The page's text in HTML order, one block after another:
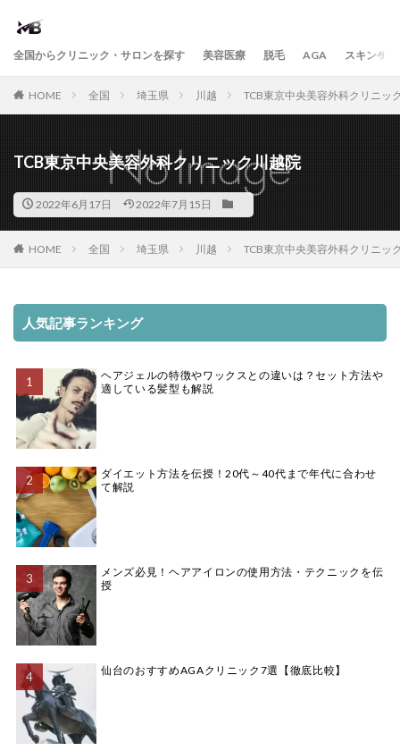
全国からクリニック・サロンを探す 美容医療 脱毛 AGA スキンケア
HOME 全国 埼玉県 川越 TCB東京中央美容外科クリニッ
TCB東京中央美容外科クリニック川越院
2022年6月17日 2022年7月15日
HOME 全国 埼玉県 川越 TCB東京中央美容外科クリニッ
人気記事ランキング
ヘアジェルの特徴やワックスとの違いは？セット方法や
適している髪型も解説
ダイエット方法を伝授！20代～40代まで年代に合わせ
て解説
メンズ必見！ヘアアイロンの使用方法・テクニックを伝
授
仙台のおすすめAGAクリニック7選【徹底比較】